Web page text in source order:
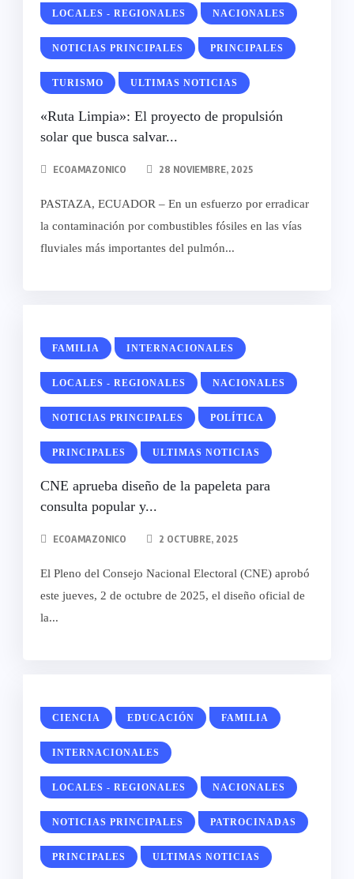
LOCALES - REGIONALES NACIONALES
NOTICIAS PRINCIPALES PRINCIPALES
TURISMO ULTIMAS NOTICIAS
«Ruta Limpia»: El proyecto de propulsión
solar que busca salvar...
ECOAMAZONICO 28 NOVIEMBRE, 2025
PASTAZA, ECUADOR – En un esfuerzo por erradicar
la contaminación por combustibles fósiles en las vías
fluviales más importantes del pulmón...
FAMILIA INTERNACIONALES
LOCALES - REGIONALES NACIONALES
NOTICIAS PRINCIPALES POLÍTICA
PRINCIPALES ULTIMAS NOTICIAS
CNE aprueba diseño de la papeleta para
consulta popular y...
ECOAMAZONICO 2 OCTUBRE, 2025
El Pleno del Consejo Nacional Electoral (CNE) aprobó
este jueves, 2 de octubre de 2025, el diseño oficial de
la...
CIENCIA EDUCACIÓN FAMILIA
INTERNACIONALES
LOCALES - REGIONALES NACIONALES
NOTICIAS PRINCIPALES PATROCINADAS
PRINCIPALES ULTIMAS NOTICIAS